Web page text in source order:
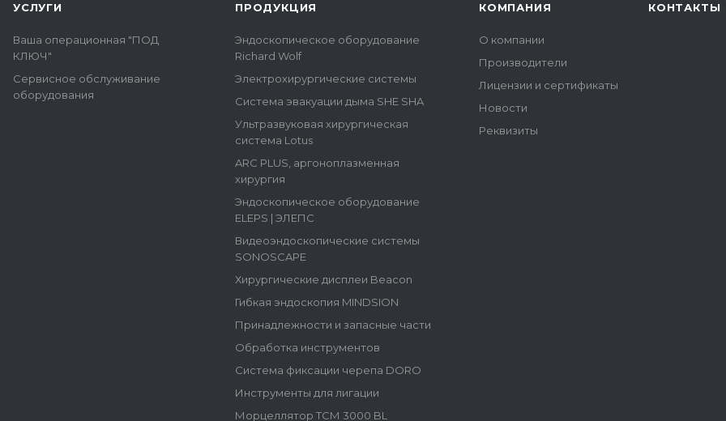
УСЛУГИ
Ваша операционная "ПОД
КЛЮЧ"
Сервисное обслуживание
оборудования
ПРОДУКЦИЯ
Эндоскопическое оборудование
Richard Wolf
Электрохирургические системы
Система эвакуации дыма SHE SHA
Ультразвуковая хирургическая
система Lotus
ARC PLUS, аргоноплазменная
хирургия
Эндоскопическое оборудование
ELEPS | ЭЛЕПС
Видеоэндоскопические системы
SONOSCAPE
Хирургические дисплеи Beacon
Гибкая эндоскопия MINDSION
Принадлежности и запасные части
Обработка инструментов
Система фиксации черепа DORO
Инструменты для лигации
Морцеллятор ТСМ 3000 BL
КОМПАНИЯ
О компании
Производители
Лицензии и сертификаты
Новости
Реквизиты
КОНТАКТЫ